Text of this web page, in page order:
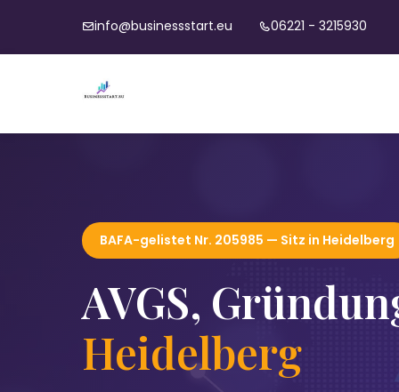
info@businessstart.eu 06221 - 3215930
BAFA-gelistet Nr. 205985 — Sitz in Heidelberg
AVGS,
Heidelberg